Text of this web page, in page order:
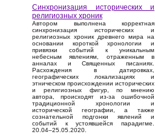
Синхронизация исторических и
религиозных хроник
Автором выполнена корректная
синхронизация исторических и
религиозных хроник древнего мира на
основании короткой хронологии и
привязки событий к уникальным
небесным явлениям, отраженным в
анналах и Священных писаниях.
Расхождения в датировках,
географических локализациях и
этническом происхождении исторических
и религиозных фигур, по мнению
автора, происходят из-за ошибочной
традиционной хронологии и
исторической географии, а также
сознательной подгонки явлений и
событий к устоявшейся парадигме.
20.04–25.05.2020.